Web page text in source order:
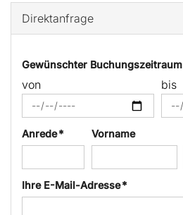
Direktanfrage
Gewünschter Buchungszeitraum
von bis
Anrede * Vorname
Ihre E-Mail-Adresse *